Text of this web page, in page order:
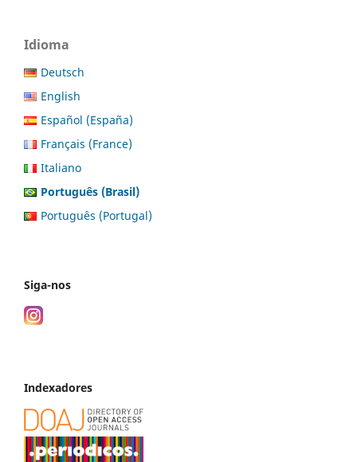
Idioma
Deutsch
English
Español (España)
Français (France)
Italiano
Português (Brasil)
Português (Portugal)
Siga-nos
Indexadores